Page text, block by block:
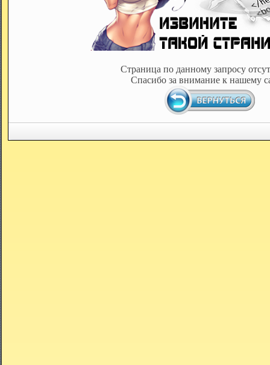
Страница по данному запросу
Спасибо за внимание к нашему